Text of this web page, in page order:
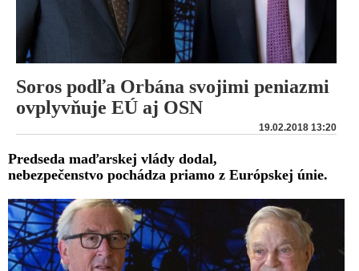
Soros podľa Orbána svojimi peniazmi
ovplyvňuje EÚ aj OSN
19.02.2018 13:20
Predseda maďarskej vlády dodal,
nebezpečenstvo pochádza priamo z Európskej únie.